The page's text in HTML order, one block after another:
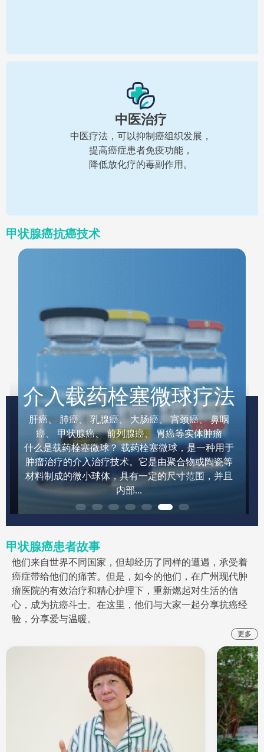
中医治疗
中医疗法，可以抑制癌组织发展，
提高癌症患者免疫功能，
降低放化疗的毒副作用。
甲状腺癌抗癌技术
介入载药栓塞微球疗法
肝癌、 肺癌、 乳腺癌、 大肠癌、 宫颈癌、 鼻咽
癌、 甲状腺癌、 前列腺癌、 胃癌等实体肿瘤
什么是载药栓塞微球？ 载药栓塞微球，是一种用于
肿瘤治疗的介入治疗技术。它是由聚合物或陶瓷等
材料制成的微小球体，具有一定的尺寸范围，并且
内部...
甲状腺癌患者故事
他们来自世界不同国家，但却经历了同样的遭遇，承受着
癌症带给他们的痛苦。但是，如今的他们，在广州现代肿
瘤医院的有效治疗和精心护理下，重新燃起对生活的信
心，成为抗癌斗士。在这里，他们与大家一起分享抗癌经
验，分享爱与温暖。
更多